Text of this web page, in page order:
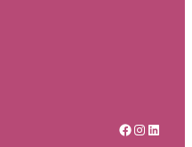
Facebook Instagram LinkedIn